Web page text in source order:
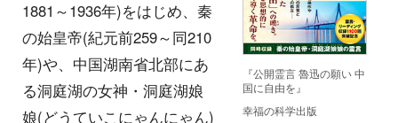
『公開霊言 魯迅の願い 中
国に自由を』
幸福の科学出版
1881～1936年)をはじめ、秦
の始皇帝(紀元前259～同210
年)や、中国湖南省北部にあ
る洞庭湖の女神・洞庭湖娘
娘(どうていこにゃんにゃん)